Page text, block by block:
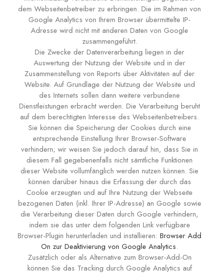
dem Webseitenbetreiber zu erbringen. Die im Rahmen von
Google Analytics von Ihrem Browser übermittelte IP-
Adresse wird nicht mit anderen Daten von Google
zusammengeführt.
Die Zwecke der Datenverarbeitung liegen in der
Auswertung der Nutzung der Website und in der
Zusammenstellung von Reports über Aktivitäten auf der
Website. Auf Grundlage der Nutzung der Website und
des Internets sollen dann weitere verbundene
Dienstleistungen erbracht werden. Die Verarbeitung beruht
auf dem berechtigten Interesse des Webseitenbetreibers.
Sie können die Speicherung der Cookies durch eine
entsprechende Einstellung Ihrer Browser-Software
verhindern; wir weisen Sie jedoch darauf hin, dass Sie in
diesem Fall gegebenenfalls nicht sämtliche Funktionen
dieser Website vollumfänglich werden nutzen können. Sie
können darüber hinaus die Erfassung der durch das
Cookie erzeugten und auf Ihre Nutzung der Webseite
bezogenen Daten (inkl. Ihrer IP-Adresse) an Google sowie
die Verarbeitung dieser Daten durch Google verhindern,
indem sie das unter dem folgenden Link verfügbare
Browser-Plugin herunterladen und installieren: Browser Add
On zur Deaktivierung von Google Analytics.
Zusätzlich oder als Alternative zum Browser-Add-On
können Sie das Tracking durch Google Analytics auf